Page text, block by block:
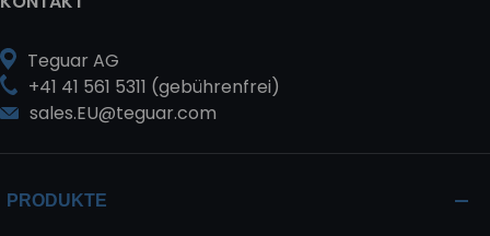
Teguar AG
+41 41 561 5311 (gebührenfrei)
sales.EU@teguar.com
PRODUKTE